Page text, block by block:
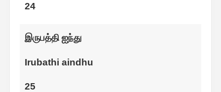
24
இருபத்தி ஐந்து
Irubathi aindhu
25